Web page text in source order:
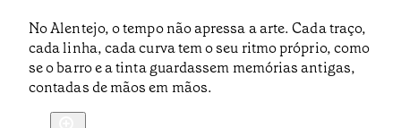
No Alentejo, o tempo não apressa a arte. Cada traço,
cada linha, cada curva tem o seu ritmo próprio, como
se o barro e a tinta guardassem memórias antigas,
contadas de mãos em mãos.